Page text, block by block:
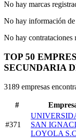
No hay marcas
No hay información
No hay contrataciones
TOP 50
SECUNDARIA
3189 empresas
#
#371
SAN
LOYOLA